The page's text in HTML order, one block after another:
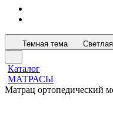
Темная тема
Каталог
МАТРАСЫ
Матрац ортопедический